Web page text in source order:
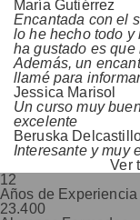
María Gutiérrez
Encantada con el
lo he hecho todo y
ha gustado es
Además, un
llamé para
Jessica Marisol
Un curso muy
excelente
Beruska
Interesante y muy
Ver
12
Años de Experiencia
23.400